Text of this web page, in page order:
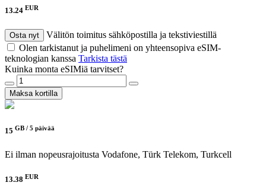
13.24 EUR
Osta nyt
Välitön toimitus sähköpostilla ja tekstiviestillä
Olen tarkistanut ja puhelimeni on yhteensopiva eSIM-
teknologian kanssa Tarkista tästä
Kuinka monta eSIMiä tarvitset?
Maksa kortilla
15 GB / 5 päivää
Ei ilman nopeusrajoitusta Vodafone, Türk Telekom, Turkcell
13.38 EUR